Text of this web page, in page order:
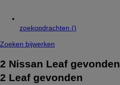
zoekopdrachten ()
Zoeken bijwerken
2 Nissan Leaf gevonden
2 Leaf gevonden